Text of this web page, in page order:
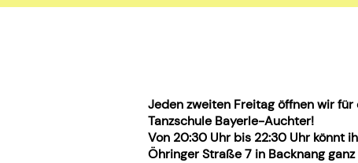
Jeden zweiten Freitag öffnen wir
Tanzschule Bayerle-Auchter!
Von 20:30 Uhr bis 22:30 Uhr könnt
Öhringer Straße 7 in Backnang